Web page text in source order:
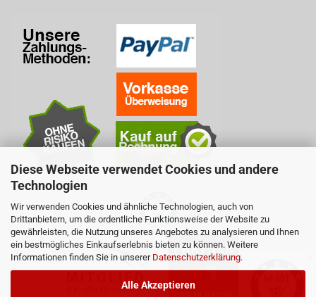
Diese Webseite verwendet Cookies und andere
Technologien
Wir verwenden Cookies und ähnliche Technologien, auch von
Drittanbietern, um die ordentliche Funktionsweise der Website zu
gewährleisten, die Nutzung unseres Angebotes zu analysieren und Ihnen
ein bestmögliches Einkaufserlebnis bieten zu können. Weitere
Informationen finden Sie in unserer Datenschutzerklärung.
Alle Akzeptieren